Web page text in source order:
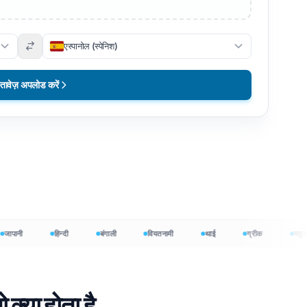
एस्पानोल (स्पेनिश)
अपलोड करें
हिन्दी बंगाली वियतनामी ग्रीक यहूदी